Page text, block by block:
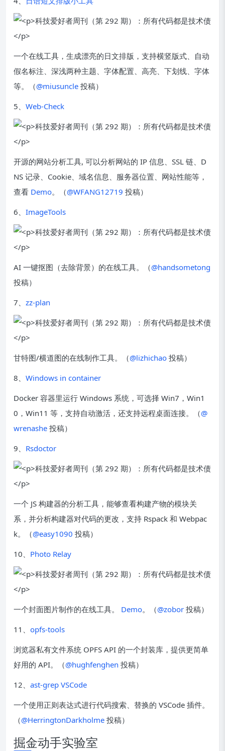
一个在线工具，生成漂亮的日文排版，支持横竖版式、自动
假名标注、深浅两种主题、字体配置、高亮、下划线、字体
等。（@miusuncle 投稿）
5、 Web-Check
开源的网站分析工具, 可以分析网站的 IP 信息、SSL 链、D
NS 记录、Cookie、域名信息、服务器位置、网站性能等，
查看 Demo。（@WFANG12719 投稿）
6、 ImageTools
AI 一键抠图（去除背景）的在线工具。（@handsometong
投稿）
7、 zz-plan
甘特图/横道图的在线制作工具。（@lizhichao 投稿）
8、 Windows in container
Docker 容器里运行 Windows 系统，可选择 Win7，Win1
0，Win11 等，支持自动激活，还支持远程桌面连接。（@
wrenashe 投稿）
9、 Rsdoctor
一个 JS 构建器的分析工具，能够查看构建产物的模块关
系，并分析构建器对代码的更改，支持 Rspack 和 Webpac
k。（@easy1090 投稿）
10、 Photo Relay
一个封面图片制作的在线工具。 Demo。（@zobor 投稿）
11、 opfs-tools
浏览器私有文件系统 OPFS API 的一个封装库，提供更简单
好用的 API。（@hughfenghen 投稿）
12、 ast-grep VSCode
一个使用正则表达式进行代码搜索、替换的 VSCode 插件。
（@HerringtonDarkholme 投稿）
掘金动手实验室